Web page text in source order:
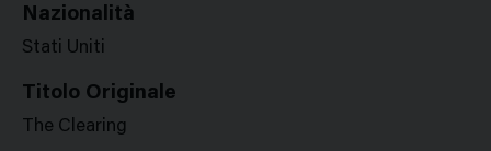
Nazionalità
Stati Uniti
Titolo Originale
The Clearing